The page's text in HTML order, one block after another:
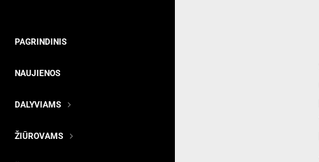
PAGRINDINIS
NAUJIENOS
DALYVIAMS
ŽIŪROVAMS